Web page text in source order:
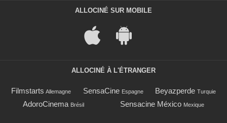
ALLOCINÉ SUR MOBILE
ALLOCINÉ À L'ÉTRANGER
Filmstarts Allemagne SensaCine Espagne Beyazperde Turquie
AdoroCinema Brésil Sensacine México Mexique